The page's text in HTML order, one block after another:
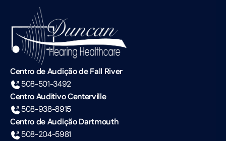
Centro de Audição de Fall River
508-501-3492
Centro Auditivo Centerville
508-938-8915
Centro de Audição Dartmouth
508-204-5981